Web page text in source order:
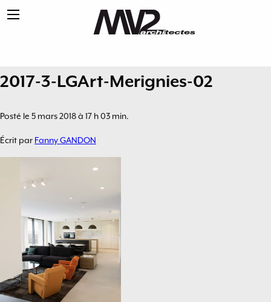
2017-3-LGArt-Merignies-02
Posté le 5 mars 2018 à 17 h 03 min.
Écrit par Fanny GANDON